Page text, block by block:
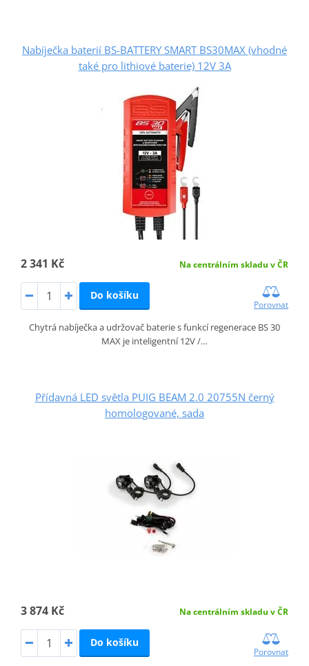
Nabíječka baterií BS-BATTERY SMART BS30MAX (vhodné
také pro lithiové baterie) 12V 3A
2 341 Kč Na centrálním skladu v ČR
Do košíku
Porovnat
Chytrá nabíječka a udržovač baterie s funkcí regenerace BS 30
MAX je inteligentní 12V /…
Přídavná LED světla PUIG BEAM 2.0 20755N černý
homologované, sada
3 874 Kč Na centrálním skladu v ČR
Do košíku
Porovnat